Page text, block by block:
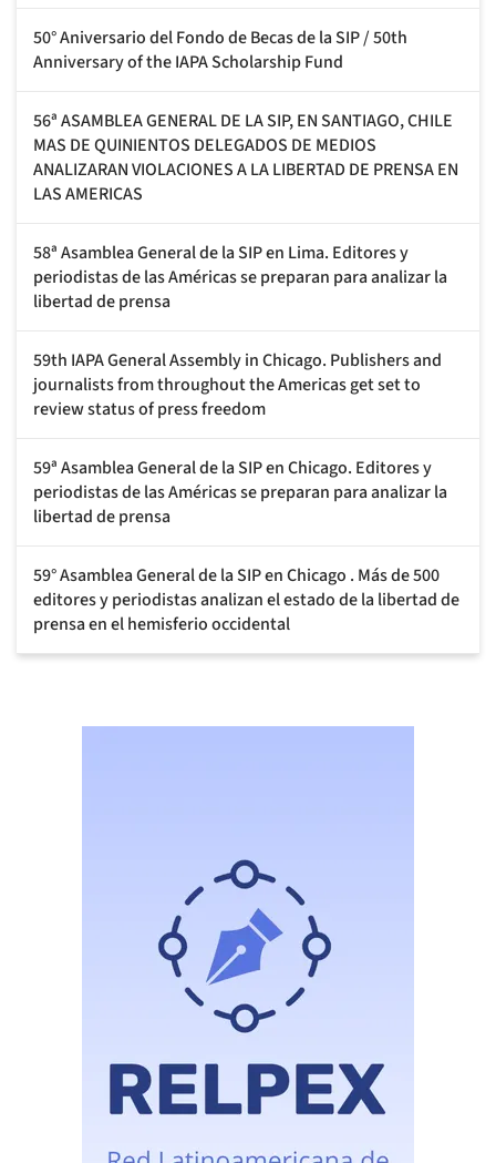
50° Aniversario del Fondo de Becas de la SIP / 50th
Anniversary of the IAPA Scholarship Fund
56ª ASAMBLEA GENERAL DE LA SIP, EN SANTIAGO, CHILE
MAS DE QUINIENTOS DELEGADOS DE MEDIOS
ANALIZARAN VIOLACIONES A LA LIBERTAD DE PRENSA EN
LAS AMERICAS
58ª Asamblea General de la SIP en Lima. Editores y
periodistas de las Américas se preparan para analizar la
libertad de prensa
59th IAPA General Assembly in Chicago. Publishers and
journalists from throughout the Americas get set to
review status of press freedom
59ª Asamblea General de la SIP en Chicago. Editores y
periodistas de las Américas se preparan para analizar la
libertad de prensa
59° Asamblea General de la SIP en Chicago . Más de 500
editores y periodistas analizan el estado de la libertad de
prensa en el hemisferio occidental